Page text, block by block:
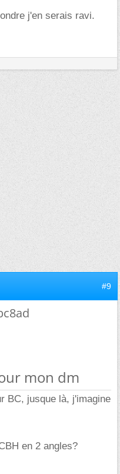
j'en serais ravi.
#9
mon dm
BC, jusque là, j'imagine
en 2 angles?